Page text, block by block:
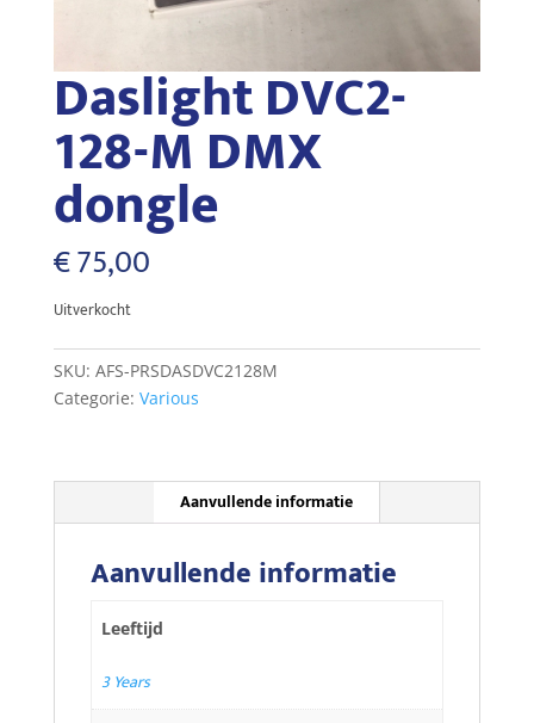
Daslight DVC2-
128-M DMX
dongle
€75,00
Uitverkocht
SKU: AFS-PRSDASDVC2128M
Categorie: Various
Aanvullende informatie
Aanvullende informatie
Leeftijd
3 Years